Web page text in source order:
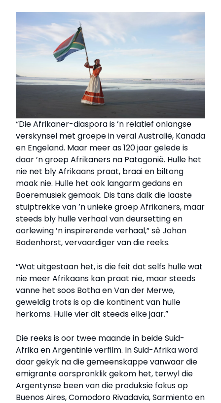
“Die Afrikaner-diaspora is ’n relatief onlangse
verskynsel met groepe in veral Australië, Kanada
en Engeland. Maar meer as 120 jaar gelede is
daar ’n groep Afrikaners na Patagonië. Hulle het
nie net bly Afrikaans praat, braai en biltong
maak nie. Hulle het ook langarm gedans en
Boeremusiek gemaak. Dis tans dalk die laaste
stuiptrekke van ’n unieke groep Afrikaners, maar
steeds bly hulle verhaal van deursetting en
oorlewing ’n inspirerende verhaal,” sê Johan
Badenhorst, vervaardiger van die reeks.
“Wat uitgestaan het, is die feit dat selfs hulle wat
nie meer Afrikaans kan praat nie, maar steeds
vanne het soos Botha en Van der Merwe,
geweldig trots is op die kontinent van hulle
herkoms. Hulle vier dit steeds elke jaar.”
Die reeks is oor twee maande in beide Suid-
Afrika en Argentinië verfilm. In Suid-Afrika word
daar gekyk na die gemeenskappe vanwaar die
emigrante oorspronklik gekom het, terwyl die
Argentynse been van die produksie fokus op
Buenos Aires, Comodoro Rivadavia, Sarmiento en